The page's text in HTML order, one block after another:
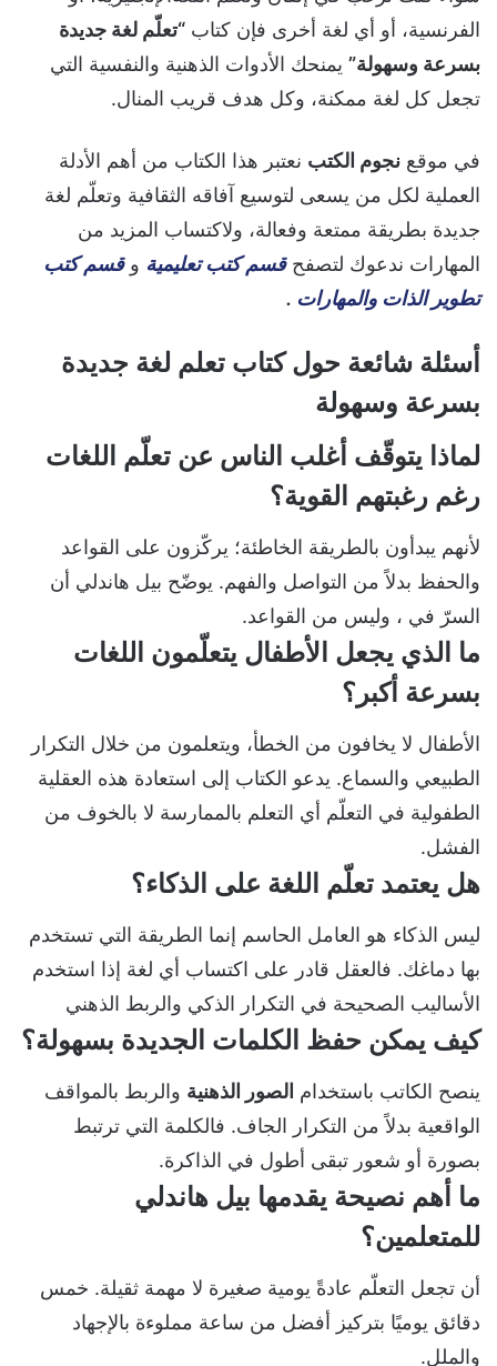
الفرنسية، أو أي لغة أخرى فإن كتاب “تعلّم لغة جديدة
بسرعة وسهولة” يمنحك الأدوات الذهنية والنفسية التي
تجعل كل لغة ممكنة، وكل هدف قريب المنال.
في موقع نجوم الكتب نعتبر هذا الكتاب من أهم الأدلة
العملية لكل من يسعى لتوسيع آفاقه الثقافية وتعلّم لغة
جديدة بطريقة ممتعة وفعالة، ولاكتساب المزيد من
المهارات ندعوك لتصفحقسم كتب تعليمية وقسم كتب
تطوير الذات والمهارات .
أسئلة شائعة حول كتاب تعلم لغة جديدة
بسرعة وسهولة
لماذا يتوقّف أغلب الناس عن تعلّم اللغات
رغم رغبتهم القوية؟
لأنهم يبدأون بالطريقة الخاطئة؛ يركّزون على القواعد
والحفظ بدلاً من التواصل والفهم. يوضّح بيل هاندلي أن
السرّ في ، وليس من القواعد.
ما الذي يجعل الأطفال يتعلّمون اللغات
بسرعة أكبر؟
الأطفال لا يخافون من الخطأ، ويتعلمون من خلال التكرار
الطبيعي والسماع. يدعو الكتاب إلى استعادة هذه العقلية
الطفولية في التعلّم أي التعلم بالممارسة لا بالخوف من
الفشل.
هل يعتمد تعلّم اللغة على الذكاء؟
ليس الذكاء هو العامل الحاسم إنما الطريقة التي تستخدم
بها دماغك. فالعقل قادر على اكتساب أي لغة إذا استخدم
الأساليب الصحيحة في التكرار الذكي والربط الذهني
كيف يمكن حفظ الكلمات الجديدة بسهولة؟
ينصح الكاتب باستخدام الصور الذهنية والربط بالمواقف
الواقعية بدلاً من التكرار الجاف. فالكلمة التي ترتبط
بصورة أو شعور تبقى أطول في الذاكرة.
ما أهم نصيحة يقدمها بيل هاندلي
للمتعلمين؟
أن تجعل التعلّم عادةً يومية صغيرة لا مهمة ثقيلة. خمس
دقائق يوميًا بتركيز أفضل من ساعة مملوءة بالإجهاد
والملل.